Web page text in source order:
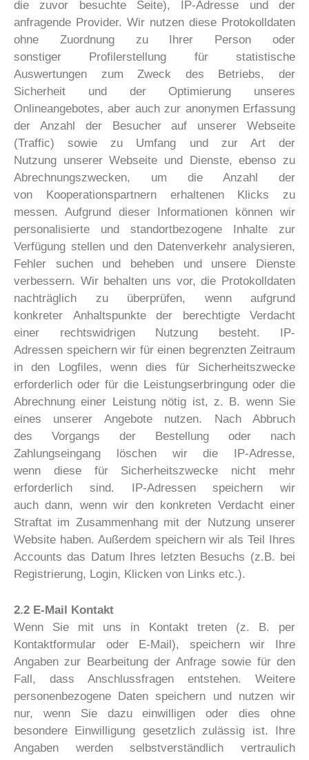
die zuvor besuchte Seite), IP-Adresse und der
anfragende Provider. Wir nutzen diese Protokolldaten
ohne Zuordnung zu Ihrer Person oder
sonstiger Profilerstellung für statistische
Auswertungen zum Zweck des Betriebs, der
Sicherheit und der Optimierung unseres
Onlineangebotes, aber auch zur anonymen Erfassung
der Anzahl der Besucher auf unserer Webseite
(Traffic) sowie zu Umfang und zur Art der
Nutzung unserer Webseite und Dienste, ebenso zu
Abrechnungszwecken, um die Anzahl der
von Kooperationspartnern erhaltenen Klicks zu
messen. Aufgrund dieser Informationen können wir
personalisierte und standortbezogene Inhalte zur
Verfügung stellen und den Datenverkehr analysieren,
Fehler suchen und beheben und unsere Dienste
verbessern. Wir behalten uns vor, die Protokolldaten
nachträglich zu überprüfen, wenn aufgrund
konkreter Anhaltspunkte der berechtigte Verdacht
einer rechtswidrigen Nutzung besteht. IP-
Adressen speichern wir für einen begrenzten Zeitraum
in den Logfiles, wenn dies für Sicherheitszwecke
erforderlich oder für die Leistungserbringung oder die
Abrechnung einer Leistung nötig ist, z. B. wenn Sie
eines unserer Angebote nutzen. Nach Abbruch
des Vorgangs der Bestellung oder nach
Zahlungseingang löschen wir die IP-Adresse,
wenn diese für Sicherheitszwecke nicht mehr
erforderlich sind. IP-Adressen speichern wir
auch dann, wenn wir den konkreten Verdacht einer
Straftat im Zusammenhang mit der Nutzung unserer
Website haben. Außerdem speichern wir als Teil Ihres
Accounts das Datum Ihres letzten Besuchs (z.B. bei
Registrierung, Login, Klicken von Links etc.).
2.2 E-Mail Kontakt
Wenn Sie mit uns in Kontakt treten (z. B. per
Kontaktformular oder E-Mail), speichern wir Ihre
Angaben zur Bearbeitung der Anfrage sowie für den
Fall, dass Anschlussfragen entstehen. Weitere
personenbezogene Daten speichern und nutzen wir
nur, wenn Sie dazu einwilligen oder dies ohne
besondere Einwilligung gesetzlich zulässig ist. Ihre
Angaben werden selbstverständlich vertraulich